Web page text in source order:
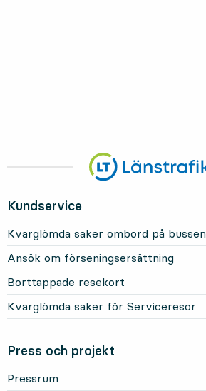
Kundservice
Kvarglömda saker ombord på bussen
Ansök om förseningsersättning
Borttappade resekort
Kvarglömda saker för Serviceresor
Press och projekt
Pressrum